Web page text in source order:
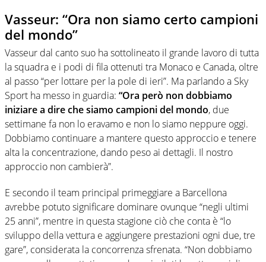
Vasseur: “Ora non siamo certo campioni
del mondo”
Vasseur dal canto suo ha sottolineato il grande lavoro di tutta
la squadra e i podi di fila ottenuti tra Monaco e Canada, oltre
al passo “per lottare per la pole di ieri”. Ma parlando a Sky
Sport ha messo in guardia: “Ora però non dobbiamo
iniziare a dire che siamo campioni del mondo, due
settimane fa non lo eravamo e non lo siamo neppure oggi.
Dobbiamo continuare a mantere questo approccio e tenere
alta la concentrazione, dando peso ai dettagli. Il nostro
approccio non cambierà”.
E secondo il team principal primeggiare a Barcellona
avrebbe potuto significare dominare ovunque “negli ultimi
25 anni”, mentre in questa stagione ciò che conta è “lo
sviluppo della vettura e aggiungere prestazioni ogni due, tre
gare”, considerata la concorrenza sfrenata. “Non dobbiamo